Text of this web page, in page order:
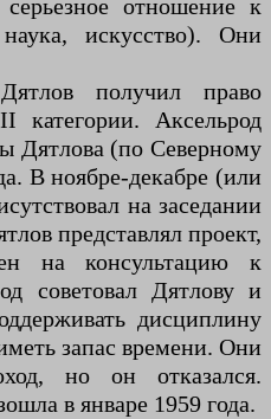
отношение к
искусство). Они
получил право
категории. Аксельрод
Дятлова (по Северному
В ноябре-декабре (или
на заседании
представлял проект,
на консультацию к
советовал Дятлову и
дисциплину
запас времени. Они
но он отказался.
в январе 1959 года.